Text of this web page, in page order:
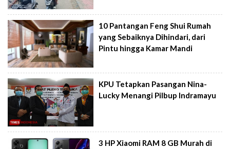
10 Pantangan Feng Shui Rumah
yang Sebaiknya Dihindari, dari
Pintu hingga Kamar Mandi
KPU Tetapkan Pasangan Nina-
Lucky Menangi Pilbup Indramayu
3 HP Xiaomi RAM 8 GB Murah di